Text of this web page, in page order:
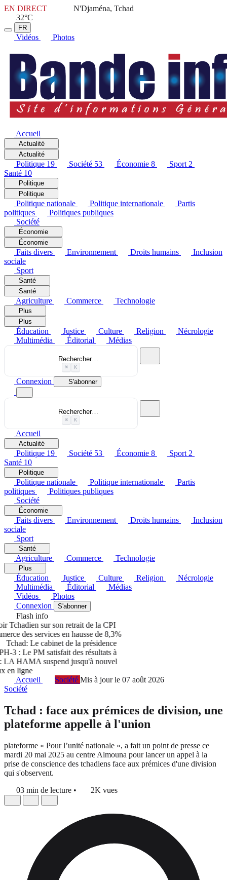
EN DIRECT
N'Djaména, Tchad
32°C
FR
Vidéos Photos
Accueil
Actualité
Actualité
Politique 19 Société 53 Économie 8 Sport 2
Santé 10
Politique
Politique
Politique nationale Politique internationale
Partis
politiques
Politiques publiques
Société
Économie
Économie
Faits divers Environnement Droits humains
Inclusion
sociale
Sport
Santé
Santé
Agriculture Commerce Technologie
Plus
Plus
Éducation Justice Culture Religion
Nécrologie
Multimédia
Éditorial Médias
Rechercher…
⌘ K
Connexion S'abonner
Rechercher…
⌘ K
Accueil
Actualité
Politique 19 Société 53 Économie 8 Sport 2
Santé 10
Politique
Politique nationale Politique internationale
Partis
politiques
Politiques publiques
Société
Économie
Faits divers Environnement Droits humains
Inclusion
sociale
Sport
Santé
Agriculture Commerce Technologie
Plus
Éducation Justice Culture Religion
Nécrologie
Multimédia
Éditorial
Médias
Vidéos
Photos
Connexion
S'abonner
Flash info
sur son retrait de la CPI
des services en hausse de 8,3%
Le cabinet de la présidence
: Le PM satisfait des résultats à
HAMA suspend jusqu'à nouvel
ligne
Accueil
Société Mis à jour le 07 août 2026
Société
Tchad : face aux prémices de division, une
plateforme appelle à l'union
plateforme « Pour l’unité nationale », a fait un point de presse ce
mardi 20 mai 2025 au centre Almouna pour lancer un appel à la
prise de conscience des tchadiens face aux prémices d'une division
qui s'observent.
03 min de lecture • 2K vues